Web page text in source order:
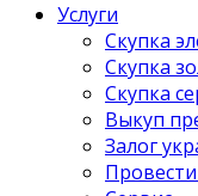
Услуги
Скупка
Скупка
Скупка
Выкуп
Залог